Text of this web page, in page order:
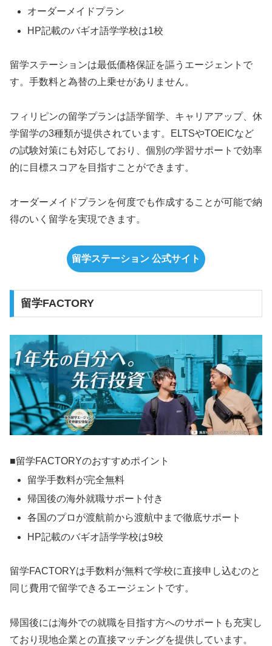
オーダーメイドプラン
HP記載のバギオ語学学校は1校
留学ステーションは最低価格保証を謳うエージェントで
す。手数料と為替の上乗せがありません。
フィリピンの留学プランは語学留学、キャリアアップ、休
学留学の3種類が提供されています。ELTSやTOEICなど
の試験対策にも対応しており、個別の学習サポートで効率
的に目標スコアを目指すことができます。
オーダーメイドプランを何度でも作成することが可能で納
得のいく留学を実現できます。
留学ステーション 公式サイト
留学FACTORY
■留学FACTORYのおすすめポイント
留学手数料が完全無料
帰国後の海外就職サポート付き
各国のプロが渡航前から渡航中まで徹底サポート
HP記載のバギオ語学学校は9校
留学FACTORYは手数料が無料で学校に直接申し込むのと
同じ費用で留学できるエージェントです。
帰国後には海外での就職を目指す方へのサポートも充実し
ており現地企業との直接マッチングを提供しています。